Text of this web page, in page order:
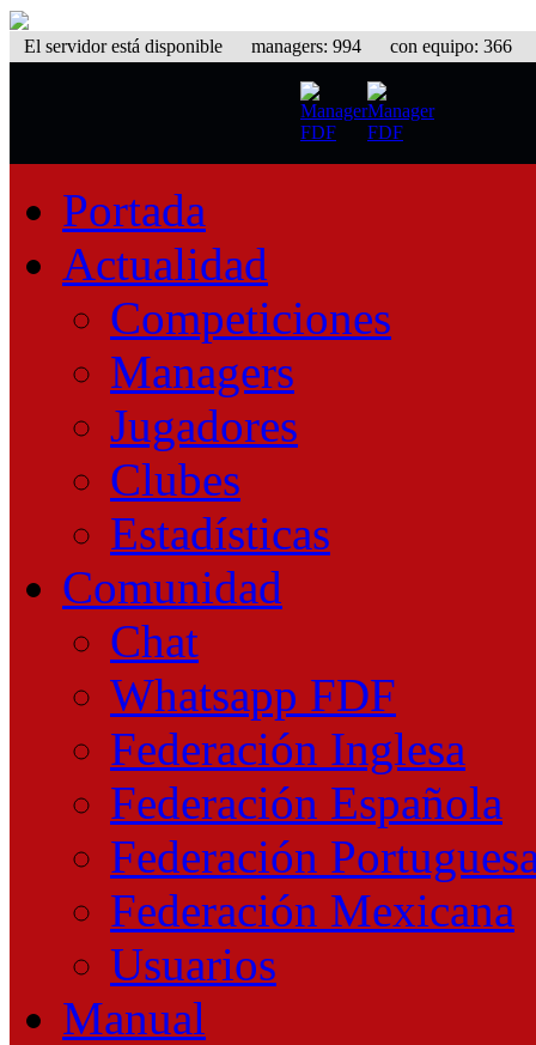
El servidor está disponible managers: 994 con equipo: 366
Portada
Actualidad
Competiciones
Managers
Jugadores
Clubes
Estadísticas
Comunidad
Chat
Whatsapp FDF
Federación Inglesa
Federación Española
Federación
Federación Mexicana
Usuarios
Manual